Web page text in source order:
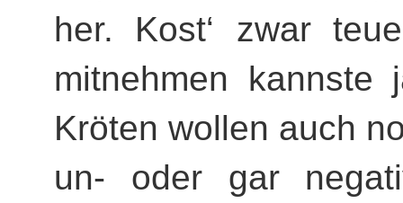
her. Kost‘ zwar
mitnehmen
Kröten wollen auch
un- oder gar